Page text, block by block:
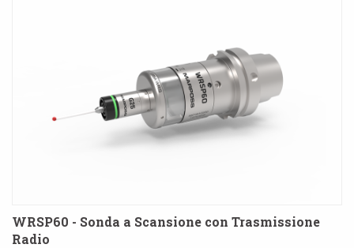
WRSP60 - Sonda a Scansione con Trasmissione
Radio